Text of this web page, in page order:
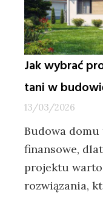
Jak wybrać
tani w
13/03/2026
Budowa
finansowe,
projektu
rozwiązania,